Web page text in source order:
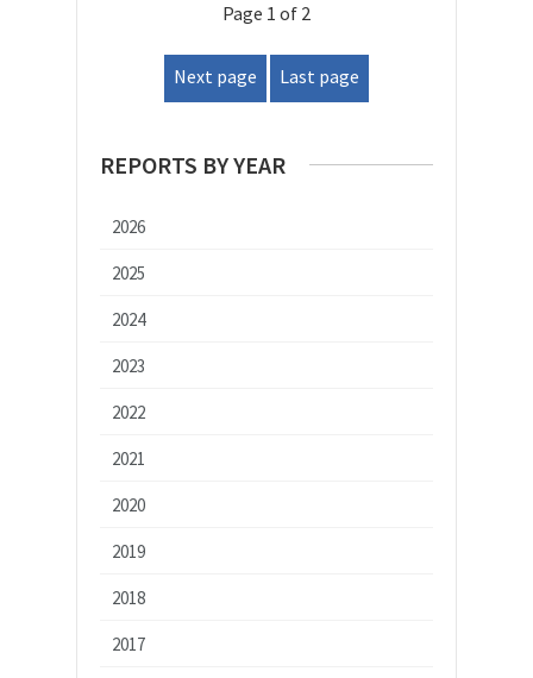
Page 1 of 2
Next page Last page
REPORTS BY YEAR
2026
2025
2024
2023
2022
2021
2020
2019
2018
2017